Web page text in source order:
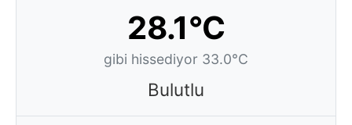
28.1°C
gibi hissediyor 33.0°C
Bulutlu